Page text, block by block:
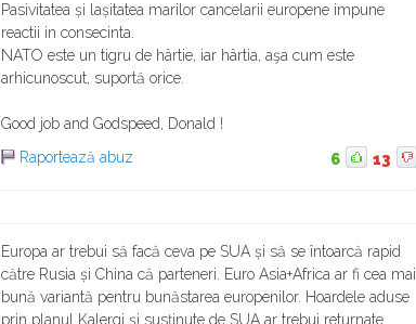
Pasivitatea și lașitatea marilor cancelarii europene impune
reactii in consecinta.
NATO este un tigru de hârtie, iar hârtia, aşa cum este
arhicunoscut, suportă orice.
Good job and Godspeed, Donald !
Raportează abuz
6 13
Europa ar trebui să facă ceva pe SUA și să se întoarcă rapid
către Rusia și China că parteneri. Euro Asia+Africa ar fi cea mai
bună variantă pentru bunăstarea europenilor. Hoardele aduse
prin planul Kalergi și susținute de SUA ar trebui returnate